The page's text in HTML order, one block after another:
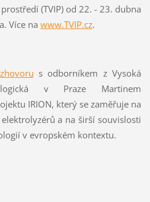
(TVIP) od 22. - 23. dubna
Více na www.TVIP.cz.
s odborníkem zVysoká
v Praze Martinem
IRION, který se zaměřuje na
a na širší souvislosti
v evropském kontextu.